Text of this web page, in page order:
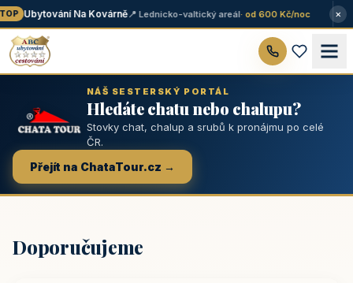
Ubytování Na Kovárně📍 Lednicko-valtický areál· od 600 Kč/noc ×
NÁŠ SESTERSKÝ PORTÁL
Hledáte chatu nebo chalupu?
Stovky chat, chalup a srubů k pronájmu po celé
ČR.
Přejít na ChataTour.cz →
Doporučujeme